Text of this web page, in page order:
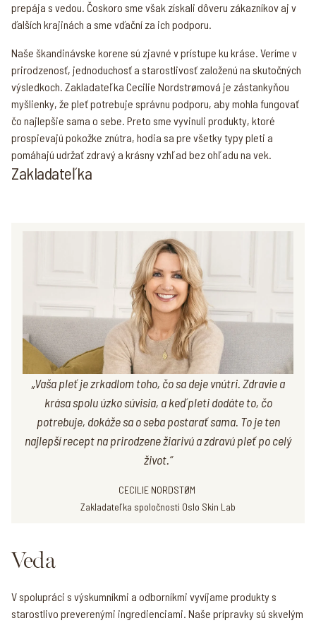
prepája s vedou. Čoskoro sme však získali dôveru zákazníkov aj v
ďalších krajinách a sme vďační za ich podporu.
Naše škandinávske korene sú zjavné v prístupe ku kráse. Veríme v
prirodzenosť, jednoduchosť a starostlivosť založenú na skutočných
výsledkoch. Zakladateľka Cecilie Nordstrømová je zástankyňou
myšlienky, že pleť potrebuje správnu podporu, aby mohla fungovať
čo najlepšie sama o sebe. Preto sme vyvinuli produkty, ktoré
prospievajú pokožke znútra, hodia sa pre všetky typy pleti a
pomáhajú udržať zdravý a krásny vzhľad bez ohľadu na vek.
Zakladateľka
„Vaša pleť je zrkadlom toho, čo sa deje vnútri. Zdravie a
krása spolu úzko súvisia, a keď pleti dodáte to, čo
potrebuje, dokáže sa o seba postarať sama. To je ten
najlepší recept na prirodzene žiarivú a zdravú pleť po celý
život.“
CECILIE NORDSTØM
Zakladateľka spoločnosti Oslo Skin Lab
Veda
V spolupráci s výskumníkmi a odborníkmi vyvíjame produkty s
starostlivo preverenými ingredienciami. Naše prípravky sú skvelým